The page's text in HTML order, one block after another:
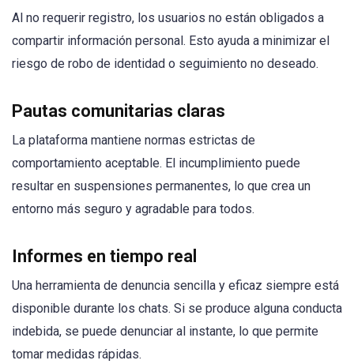
Al no requerir registro, los usuarios no están obligados a
compartir información personal. Esto ayuda a minimizar el
riesgo de robo de identidad o seguimiento no deseado.
Pautas comunitarias claras
La plataforma mantiene normas estrictas de
comportamiento aceptable. El incumplimiento puede
resultar en suspensiones permanentes, lo que crea un
entorno más seguro y agradable para todos.
Informes en tiempo real
Una herramienta de denuncia sencilla y eficaz siempre está
disponible durante los chats. Si se produce alguna conducta
indebida, se puede denunciar al instante, lo que permite
tomar medidas rápidas.